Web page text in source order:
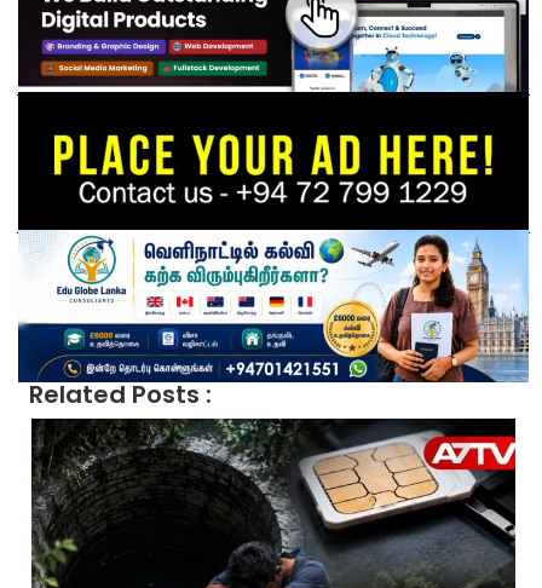
Related Posts :